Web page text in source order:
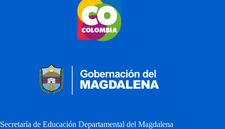
Secretaría de Educación Departamental del Magdalena